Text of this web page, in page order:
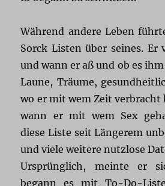
Während andere Leben
Sorck Listen über seines. Er
und wann er aß und ob es
Laune, Träume,
wo er mit wem Zeit
wann er mit wem Sex
diese Liste seit Längerem
und viele weitere nutzlose
Ursprünglich, meinte er
begann es mit To-Do-